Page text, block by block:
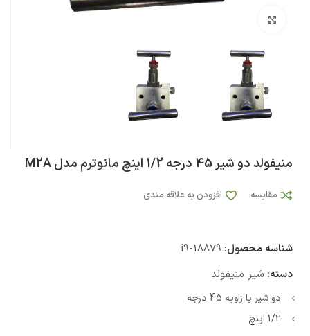
منیفولد دو شیر 45 درجه 1/2 اینچ مانوترم مدل M2A
مقایسه افزودن به علاقه مندی
شناسه محصول: i9-18879
دسته: شیر منیفولد
دو شیر با زاویه 45 درجه
1/2 اینچ